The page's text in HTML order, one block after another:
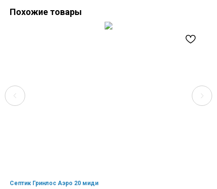
Похожие товары
Септик Гринлос Аэро 20 миди